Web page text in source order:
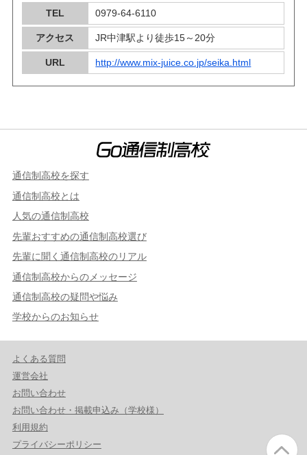
TEL 0979-64-6110
アクセス JR中津駅より徒歩15～20分
URL http://www.mix-juice.co.jp/seika.html
通信制高校を探す
通信制高校とは
人気の通信制高校
先輩おすすめの通信制高校選び
先輩に聞く通信制高校のリアル
通信制高校からのメッセージ
通信制高校の疑問や悩み
学校からのお知らせ
よくある質問
運営会社
お問い合わせ
お問い合わせ・掲載申込み（学校様）
利用規約
プライバシーポリシー